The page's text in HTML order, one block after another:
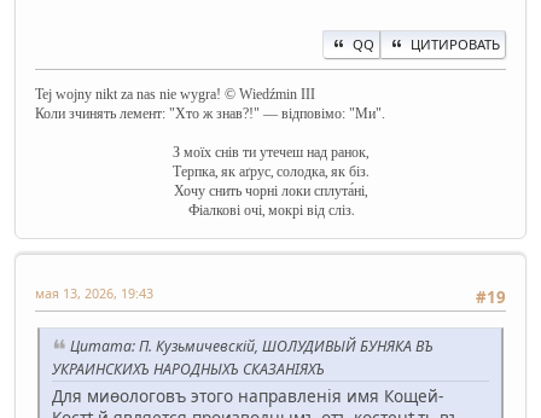
QQ ЦИТИРОВАТЬ
Tej wojny nikt za nas nie wygra! © Wiedźmin III
Коли зчинять лемент: "Хто ж знав?!" — відповімо: "Ми".
З моїх снів ти утечеш над ранок,
Терпка, як аґрус, солодка, як біз.
Хочу снить чорні локи сплута́ні,
Фіалкові очі, мокрі від сліз.
#19
мая 13, 2026, 19:43
Цитата: П. Кузьмичевскій, ШОЛУДИВЫЙ БУНЯКА ВЪ
УКРАИНСКИХЪ НАРОДНЫХЪ СКАЗАНІЯХЪ
Для миѳологовъ этого направленія имя Кощей-